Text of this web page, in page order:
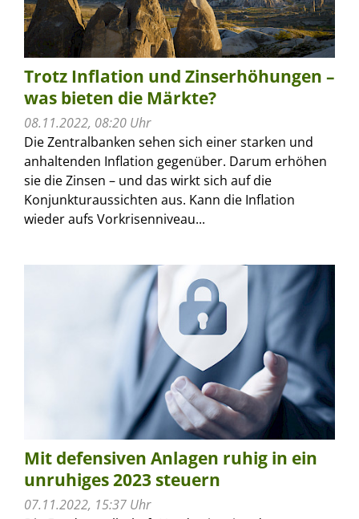
Trotz Inflation und Zinserhöhungen –
was bieten die Märkte?
08.11.2022, 08:20 Uhr
Die Zentralbanken sehen sich einer starken und
anhaltenden Inflation gegenüber. Darum erhöhen
sie die Zinsen – und das wirkt sich auf die
Konjunkturaussichten aus. Kann die Inflation
wieder aufs Vorkrisenniveau...
Mit defensiven Anlagen ruhig in ein
unruhiges 2023 steuern
07.11.2022, 15:37 Uhr